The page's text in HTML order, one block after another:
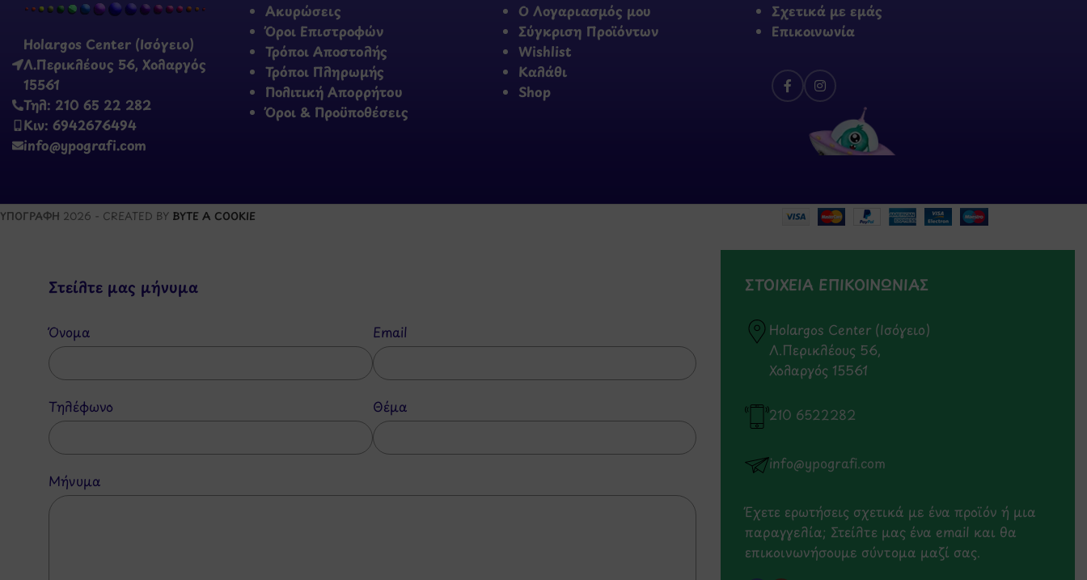
Holargos Center (Ισόγειο)
Λ.Περικλέους 56, Χολαργός
15561
Τηλ: 210 65 22 282
Κιν: 6942676494
info@ypografi.com
Ακυρώσεις
Όροι Επιστροφών
Τρόποι Αποστολής
Τρόποι Πληρωμής
Πολιτική Απορρήτου
Όροι & Προϋποθέσεις
Ο Λογαριασμός μου
Σύγκριση Προϊόντων
Wishlist
Καλάθι
Shop
Σχετικά με εμάς
Επικοινωνία
ΥΠΟΓΡΑΦΗ 2026 - CREATED BY BYTE A COOKIE
Στείλτε μας μήνυμα
Όνομα Email
Τηλέφωνο Θέμα
Μήνυμα
ΣΤΟΙΧΕΙΑ ΕΠΙΚΟΙΝΩΝΙΑΣ
Holargos Center (Ισόγειο)
Λ.Περικλέους 56,
Χολαργός 15561
210 6522282
info@ypografi.com
Έχετε ερωτήσεις σχετικά με ένα προϊόν ή μια
παραγγελία; Στείλτε μας ένα email και θα
επικοινωνήσουμε σύντομα μαζί σας.